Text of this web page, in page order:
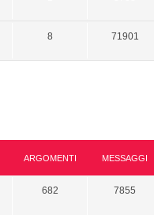
8 71901
ARGOMENTI MESSAGGI
682 7855